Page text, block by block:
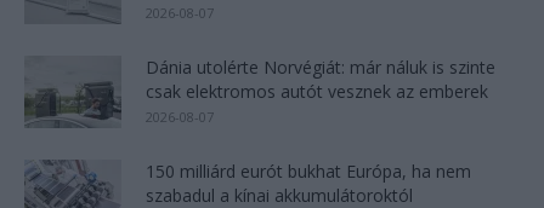
2026-08-07
Dánia utolérte Norvégiát: már náluk is szinte
csak elektromos autót vesznek az emberek
2026-08-07
150 milliárd eurót bukhat Európa, ha nem
szabadul a kínai akkumulátoroktól